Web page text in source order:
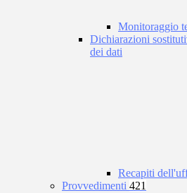
Monitoraggio
Dichiarazioni
dei dati
Recapiti
Provvedimenti 421